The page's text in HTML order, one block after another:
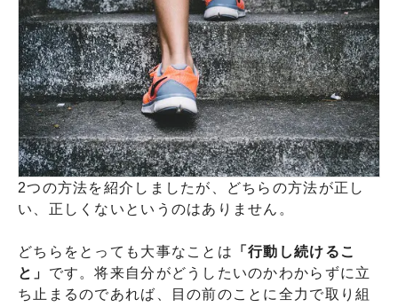
2つの方法を紹介しましたが、どちらの方法が正し
い、正しくないというのはありません。
どちらをとっても大事なことは
「行動し続けるこ
と」 です。将来自分がどうしたいのかわからずに立
ち止まるのであれば、目の前のことに全力で取り組